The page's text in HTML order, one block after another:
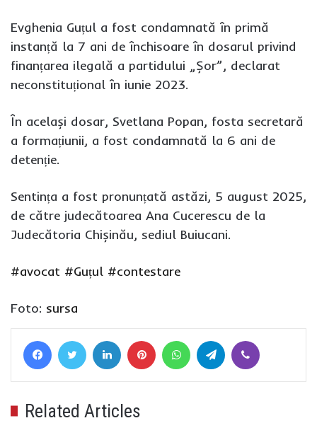
Evghenia Guțul a fost condamnată în primă
instanță la 7 ani de închisoare în dosarul privind
finanțarea ilegală a partidului „Șor”, declarat
neconstituțional în iunie 2023.
În același dosar, Svetlana Popan, fosta secretară
a formațiunii, a fost condamnată la 6 ani de
detenție.
Sentința a fost pronunțată astăzi, 5 august 2025,
de către judecătoarea Ana Cucerescu de la
Judecătoria Chișinău, sediul Buiucani.
#avocat #Guțul #contestare
Foto: sursa
FacebookTwitter LinkedIn Pinterest WhatsAppTelegram
Related Articles